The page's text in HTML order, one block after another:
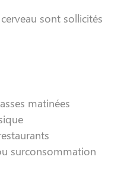
sont sollicités
matinées
surconsommation